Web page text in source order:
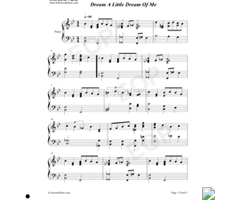
Just hold me tight and tell me you'll miss me
While I'm alone and blue as can be
Dream a little dream of me
Stars fading' but I linger on dear
Still craving your kiss
I'm longing to linger till dawn dear
Just saying this
Sweet dreams till sunbeams find you
Sweet dreams that leave all worries behind you
But in your dreams whatever they be
Dream a little dream of me
Stars fading' but I linger on dear
Still craving your kiss
I'm longing to linger till dawn dear